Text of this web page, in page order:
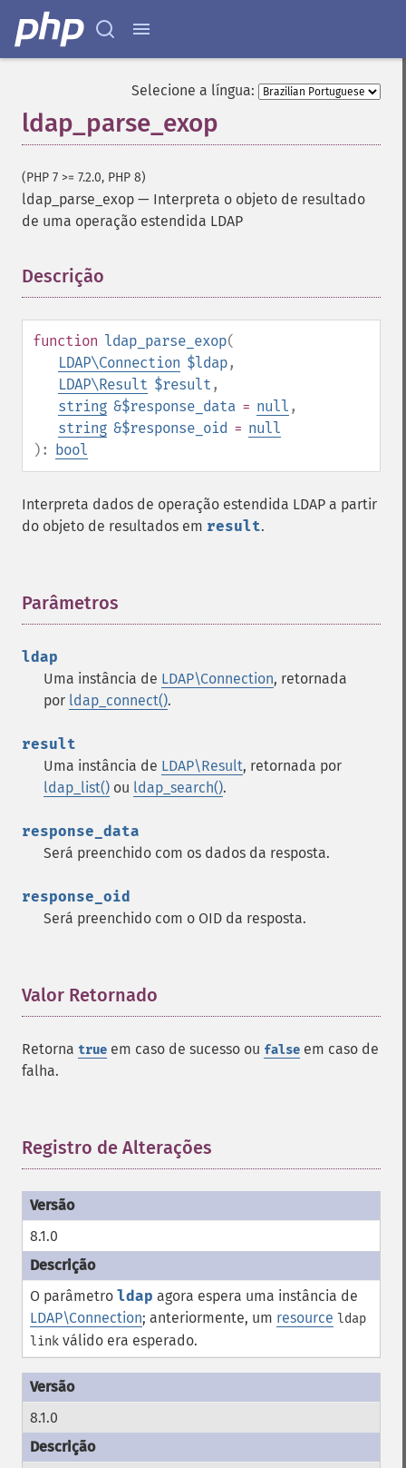
Selecione a língua:
ldap_parse_exop
(PHP 7 >= 7.2.0, PHP 8)
ldap_parse_exop — Interpreta o objeto de resultado
de uma operação estendida LDAP
Descrição
function ldap_parse_exop(
LDAP\Connection $ldap,
LDAP\Result $result ,
string &$response_data = null ,
string &$response_oid = null
): bool
Interpreta dados de operação estendida LDAP a partir
do objeto de resultados em result.
Parâmetros
ldap
Uma instância de LDAP\Connection, retornada
por ldap_connect().
result
Uma instância de LDAP\Result, retornada por
ldap_list() ou ldap_search().
response_data
Será preenchido com os dados da resposta.
response_oid
Será preenchido com o OID da resposta.
Valor Retornado
Retorna true em caso de sucesso ou false em caso de
falha.
Registro de Alterações
8.1.0
O parâmetro ldap agora espera uma instância de
LDAP\Connection; anteriormente, um resource ldap
link válido era esperado.
8.1.0